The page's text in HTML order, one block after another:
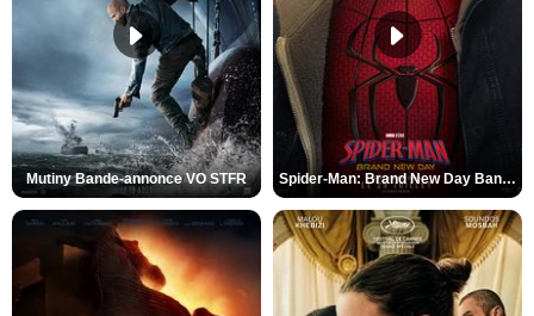
Mutiny Bande-annonce VO STFR Spider-Man: Brand New Day Bande-annonce VO STFR